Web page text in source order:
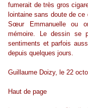
fumerait de très gros
lointaine sans doute de ce
Sœur Emmanuelle ou
mémoire. Le dessin se
sentiments et parfois
depuis quelques jours.
Guillaume Doizy, le 22
Haut de page